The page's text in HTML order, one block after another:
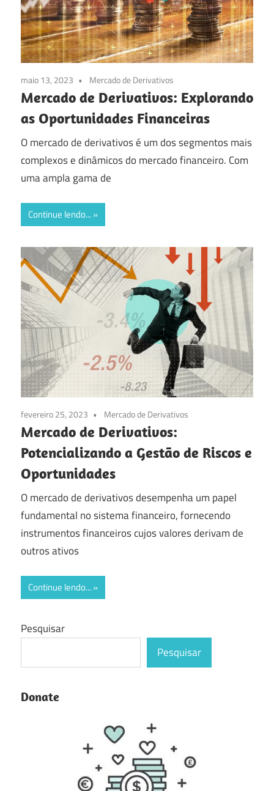
veio
ao
lugar
certo!
maio 13, 2023 Mercado de Derivativos
Mercado de Derivativos: Explorando
as Oportunidades Financeiras
O mercado de derivativos é um dos segmentos mais
complexos e dinâmicos do mercado financeiro. Com
uma ampla gama de
Continue lendo...
fevereiro 25, 2023 Mercado de Derivativos
Mercado de Derivativos:
Potencializando a Gestão de Riscos e
Oportunidades
O mercado de derivativos desempenha um papel
fundamental no sistema financeiro, fornecendo
instrumentos financeiros cujos valores derivam de
outros ativos
Continue lendo...
Pesquisar
Pesquisar
Donate